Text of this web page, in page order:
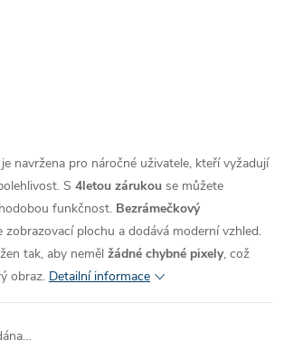
navržena pro náročné uživatele, kteří vyžadují
S 4letou zárukou se můžete
funkčnost. Bezrámečkový
zobrazovací plochu a dodává moderní vzhled.
tak, aby neměl žádné chybné pixely, což
obraz. Detailní informace